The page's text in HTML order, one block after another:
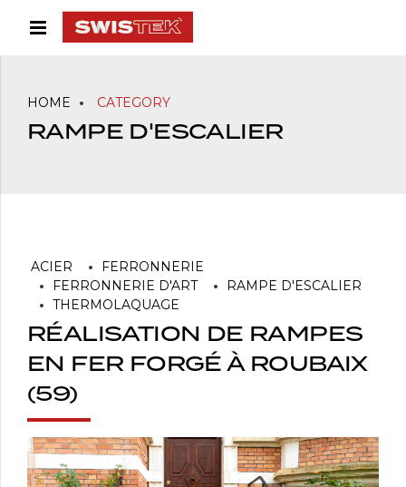
HOME CATEGORY
RAMPE D'ESCALIER
ACIER
FERRONNERIE
FERRONNERIE D'ART
RAMPE D'ESCALIER
THERMOLAQUAGE
RÉALISATION DE RAMPES
EN FER FORGÉ À ROUBAIX
(59)